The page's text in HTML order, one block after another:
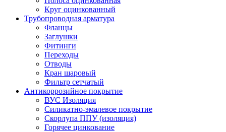
Круг оцинкованный
Трубопроводная арматура
Фланцы
Заглушки
Фитинги
Переходы
Отводы
Кран шаровый
Фильтр сетчатый
Антикоррозийное покрытие
ВУС Изоляция
Силикатно-эмалевое покрытие
Скорлупа ППУ (изоляция)
Горячее цинкование